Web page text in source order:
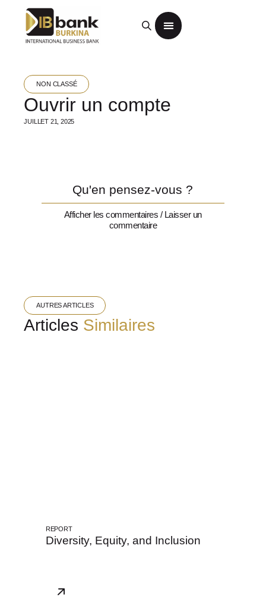
NON CLASSÉ
Ouvrir un compte
JUILLET 21, 2025
Qu'en pensez-vous ?
Afficher les commentaires / Laisser un
commentaire
AUTRES ARTICLES
Articles Similaires
REPORT
Diversity, Equity, and Inclusion